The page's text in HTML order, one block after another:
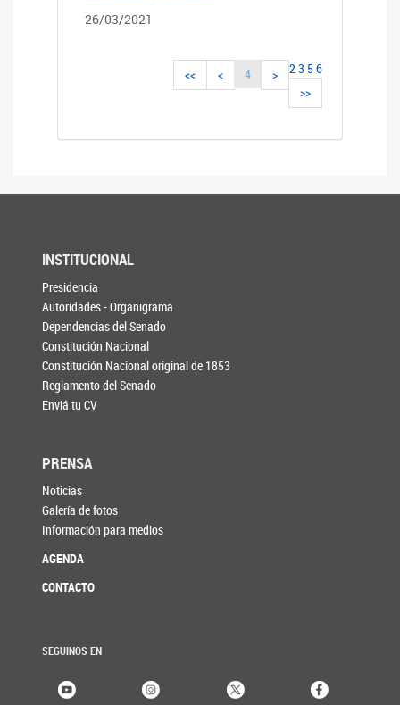
26/03/2021
<< < 23
4 56
>
>>
INSTITUCIONAL
Presidencia
Autoridades - Organigrama
Dependencias del Senado
Constitución Nacional
Constitución Nacional original de 1853
Reglamento del Senado
Enviá tu CV
PRENSA
Noticias
Galería de fotos
Información para medios
AGENDA
CONTACTO
SEGUINOS EN